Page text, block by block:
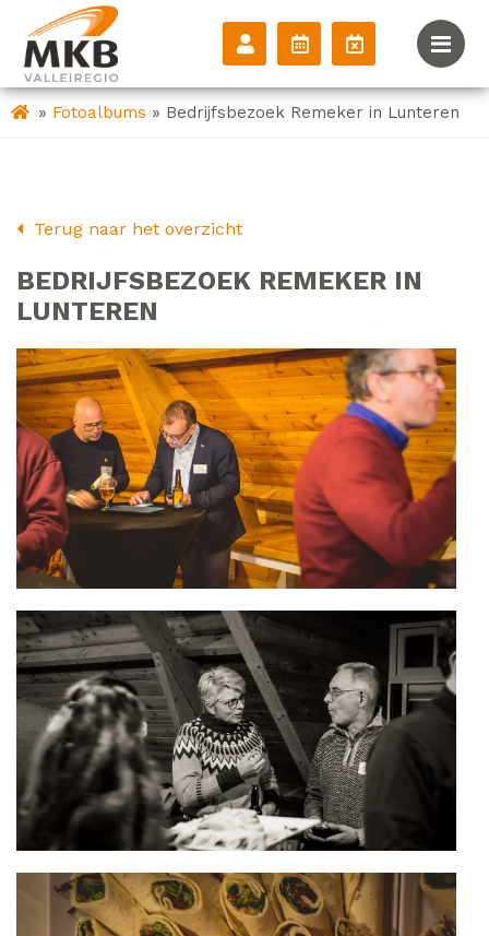
» Fotoalbums » Bedrijfsbezoek Remeker in Lunteren
Terug naar het overzicht
BEDRIJFSBEZOEK REMEKER IN
LUNTEREN